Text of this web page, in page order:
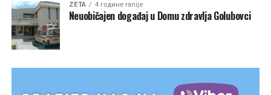
ZETA 4 године ranije
Neuobičajen događaj u Domu zdravlja Golubovci